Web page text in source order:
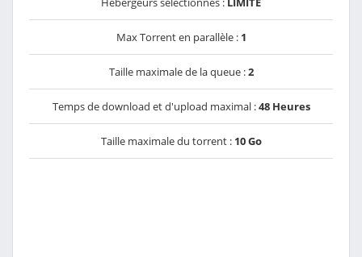
Max Torrent en parallèle : 1
Taille maximale de la queue :2
Temps de download et d'upload maximal :48 Heures
Taille maximale du torrent : 10 Go